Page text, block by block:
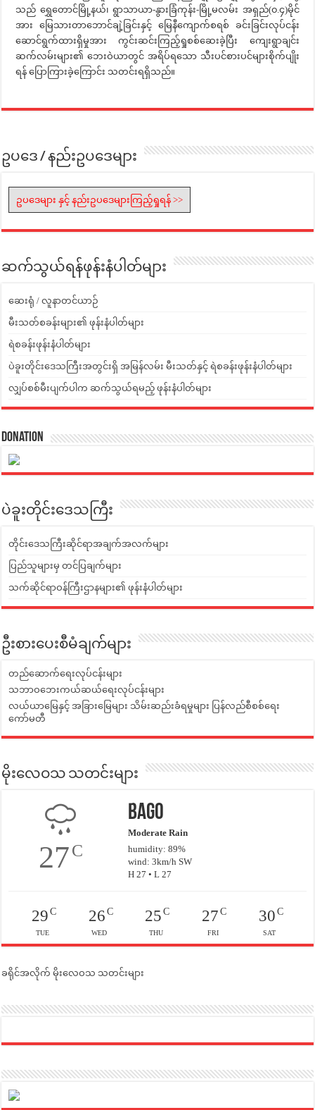
သည် ရွှေတောင်မြို့နယ်၊ ရွာသာယာ-နွားခြံကုန်း-မြို့မလမ်း အရှည်(၀.၄)မိုင်
အား မြေသားတာဘောင်ချဲ့ခြင်းနှင့် မြေနီကျောက်စရစ် ခင်းခြင်းလုပ်ငန်း
ဆောင်ရွက်ထားရှိမှုအား ကွင်းဆင်းကြည့်ရှုစစ်ဆေးခဲ့ပြီး ကျေးရွာချင်း
ဆက်လမ်းများ၏ ဘေးဝဲယာတွင် အရိပ်ရသော သီးပင်စားပင်များစိုက်ပျိုး
ရန် ပြောကြားခဲ့ကြောင်း သတင်းရရှိသည်။
ဥပဒေ / နည်းဥပဒေများ
ဥပဒေများ နှင့် နည်းဥပဒေများကြည့်ရှုရန် >>
ဆက်သွယ်ရန်ဖုန်းနံပါတ်များ
ဆေးရုံ / လူနာတင်ယာဉ်
မီးသတ်စခန်းများ၏ ဖုန်းနံပါတ်များ
ရဲစခန်းဖုန်းနံပါတ်များ
ပဲခူးတိုင်းဒေသကြီးအတွင်းရှိ အမြန်လမ်း မီးသတ်နှင့် ရဲစခန်းဖုန်းနံပါတ်များ
လျှပ်စစ်မီးပျက်ပါက ဆက်သွယ်ရမည့် ဖုန်းနံပါတ်များ
Donation
ပဲခူးတိုင်းဒေသကြီး
တိုင်းဒေသကြီးဆိုင်ရာအချက်အလက်များ
ပြည်သူများမှ တင်ပြချက်များ
သက်ဆိုင်ရာဝန်ကြီးဌာနများ၏ ဖုန်းနံပါတ်များ
ဦးစားပေးစီမံချက်များ
တည်ဆောက်ရေးလုပ်ငန်းများ
သဘာဝဘေးကယ်ဆယ်ရေးလုပ်ငန်းများ
လယ်ယာမြေနှင့် အခြားမြေများ သိမ်းဆည်းခံရမှုများ ပြန်လည်စီစစ်ရေး
ကော်မတီ
မိုးလေဝသ သတင်းများ
27C
Bago
Moderate Rain
humidity: 89%
wind: 3km/h SW
H 27 • L 27
29C
TUE
26C
WED
25 C
THU
27C
FRI
30C
SAT
ခရိုင်အလိုက် မိုးလေဝသ သတင်းများ